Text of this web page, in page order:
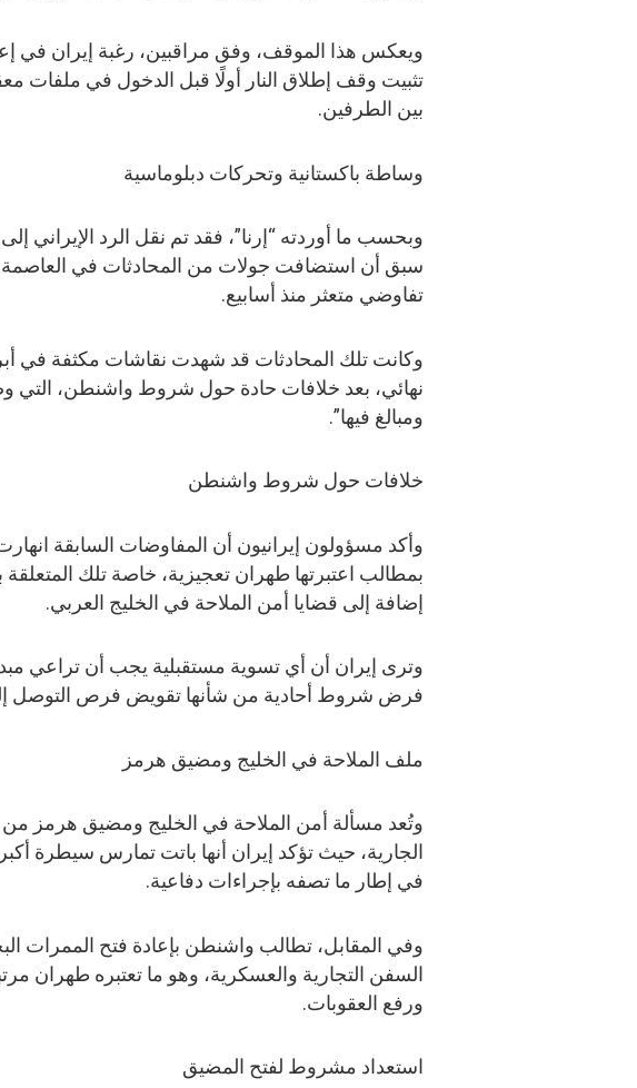
ويعكس هذا الموقف، وفق مراقبين، رغبة إيران في
تثبيت وقف إطلاق النار أولًا قبل الدخول في ملفات
بين الطرفين.
وساطة باكستانية وتحركات دبلوماسية
وبحسب ما أوردته “إرنا”، فقد تم نقل الرد الإيراني
سبق أن استضافت جولات من المحادثات في العاصمة
تفاوضي متعثر منذ أسابيع.
وكانت تلك المحادثات قد شهدت نقاشات مكثفة في
نهائي، بعد خلافات حادة حول شروط واشنطن، التي
ومبالغ فيها”.
خلافات حول شروط واشنطن
وأكد مسؤولون إيرانيون أن المفاوضات السابقة
بمطالب اعتبرتها طهران تعجيزية، خاصة تلك المتعلقة
إضافة إلى قضايا أمن الملاحة في الخليج العربي.
وترى إيران أن أي تسوية مستقبلية يجب أن تراعي
فرض شروط أحادية من شأنها تقويض فرص التوصل
ملف الملاحة في الخليج ومضيق هرمز
وتُعد مسألة أمن الملاحة في الخليج ومضيق هرمز
الجارية، حيث تؤكد إيران أنها باتت تمارس سيطرة
في إطار ما تصفه بإجراءات دفاعية.
وفي المقابل، تطالب واشنطن بإعادة فتح الممرات
السفن التجارية والعسكرية، وهو ما تعتبره طهران
ورفع العقوبات.
استعداد مشروط لفتح المضيق